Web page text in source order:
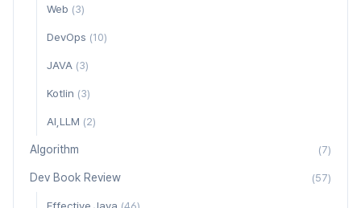
Web (3)
DevOps (10)
JAVA (3)
Kotlin (3)
AI,LLM (2)
Algorithm (7)
Dev Book Review (57)